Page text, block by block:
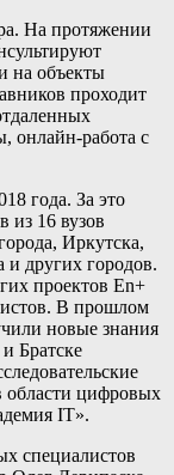
На протяжении
на объекты
проходит
онлайн-работа с
года. За это
из 16 вузов
Иркутска,
и других городов.
проектов En+
В прошлом
новые знания
Братске
области цифровых
IT».
специалистов